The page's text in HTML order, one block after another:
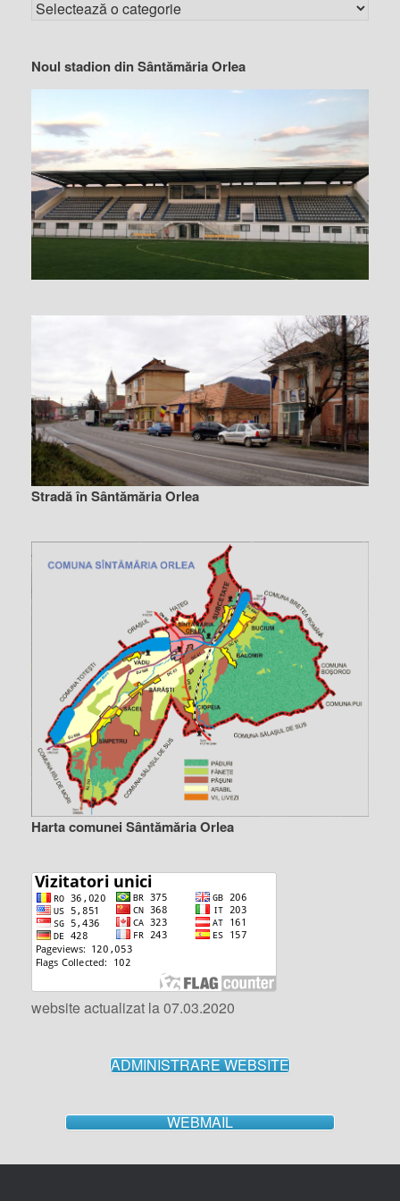
Noul stadion din Sântămăria Orlea
Stradă în Sântămăria Orlea
Harta comunei Sântămăria Orlea
website actualizat la 07.03.2020
ADMINISTRARE WEBSITE
WEBMAIL